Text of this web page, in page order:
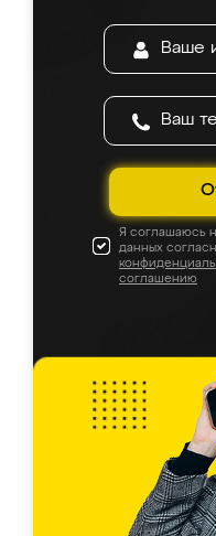
Я соглашаюсь
данных
соглашению